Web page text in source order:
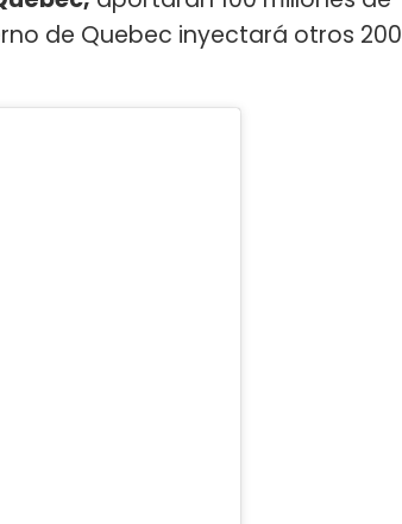
de Quebec inyectará otros 200